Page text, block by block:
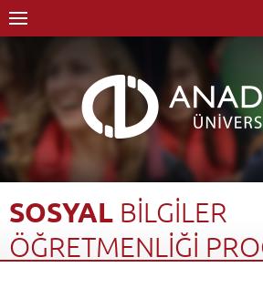
SOSYAL BİLGİLER
ÖĞRETMENLİĞİ